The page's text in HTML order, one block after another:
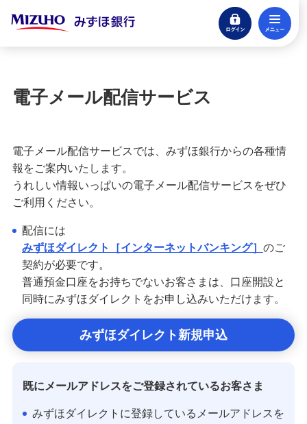
ログイン
閉じる
口座開設
支払う・つかう
ローン
住宅ローン・カードローン
貯める・増やす
預金・NISA・資産運用
相続・保険
生涯学習
お客さまサポート
電子メール配信サービス
電子メール配信サービスでは、みずほ銀行からの各種情
報をご案内いたします。
うれしい情報いっぱいの電子メール配信サービスをぜひ
ご利用ください。
配信には
みずほダイレクト［インターネットバンキング］ のご
契約が必要です。
普通預金口座をお持ちでないお客さまは、口座開設と
同時にみずほダイレクトをお申し込みいただけます。
みずほダイレクト新規申込
既にメールアドレスをご登録されているお客さま
みずほダイレクトに登録しているメールアドレスを